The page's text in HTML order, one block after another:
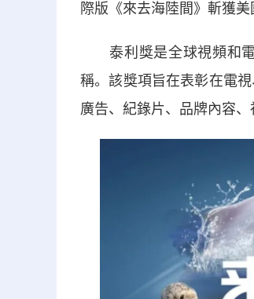
際版《來去海陸間》斬獲美
泰利獎是全球視頻和電
稱。該獎項旨在表彰在電
廣告、紀錄片、品牌內容、